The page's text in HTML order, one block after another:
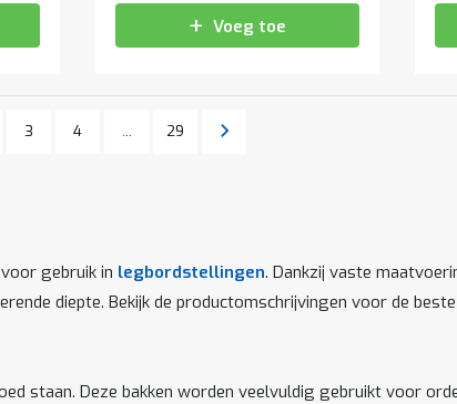
Voeg toe
Pagina
pagina
Pagina
3 Pagina
4 ... Pagina
29 Pagina
Volgende
gebruik in legbordstellingen. Dankzij vaste
diepte. Bekijk de productomschrijvingen voor de
staan. Deze bakken worden veelvuldig gebruikt voor